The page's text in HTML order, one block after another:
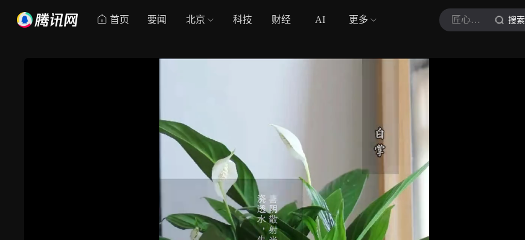
首页 要闻 北京 科技 财经 AI 更多 匠心筑造 搜索